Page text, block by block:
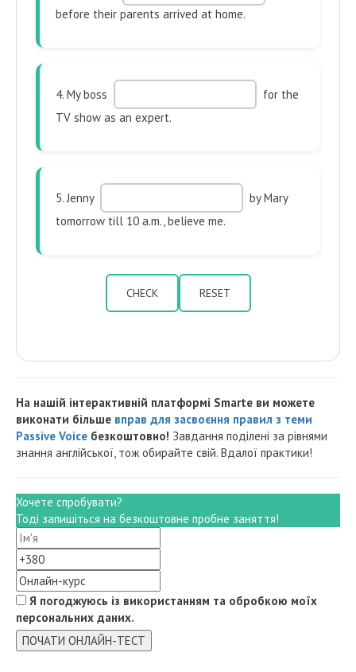
before their parents arrived at home.
4. My boss
for the
TV show as an expert.
5. Jenny
by Mary
tomorrow till 10 a.m., believe me.
CHECK RESET
На нашій інтерактивній платформі Smarte ви можете
виконати більше вправ для засвоєння правил з теми
Passive Voice безкоштовно! Завдання поділені за рівнями
знання англійської, тож обирайте свій. Вдалої практики!
Хочете спробувати?
Тоді запишіться на безкоштовне пробне заняття!
Я погоджуюсь із використанням та обробкою моїх
персональних даних.
ПОЧАТИ ОНЛАЙН-ТЕСТ